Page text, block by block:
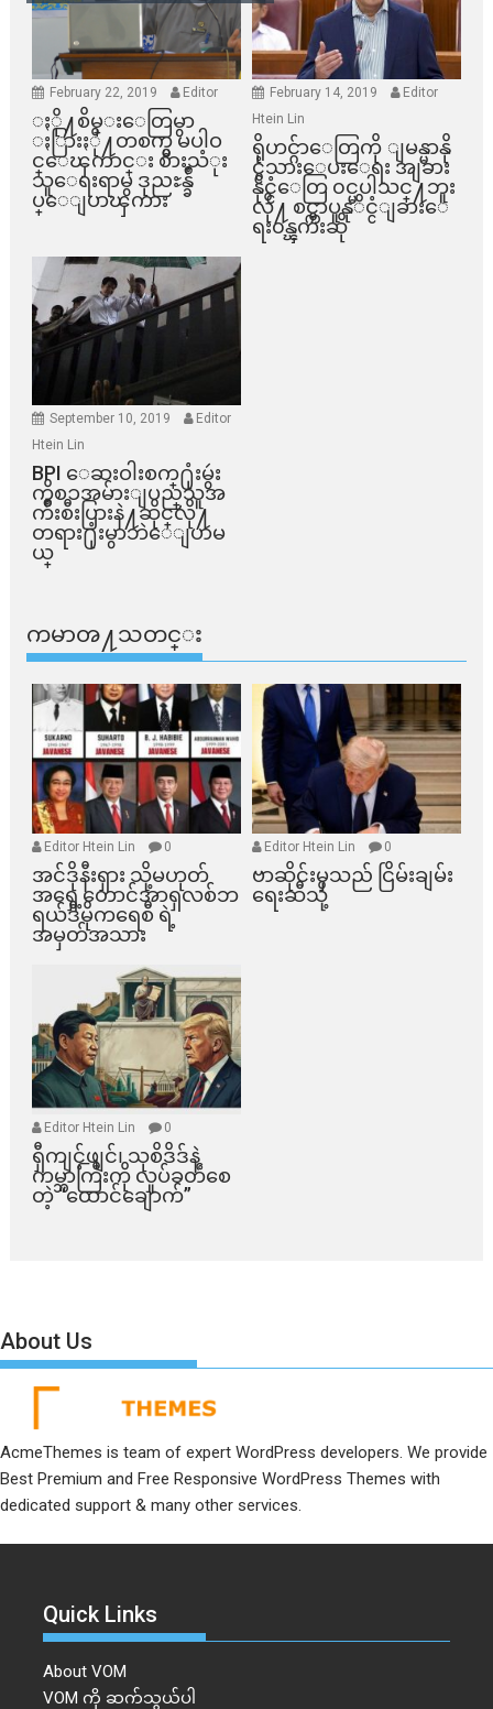
February 22, 2019 Editor
ႏို႔စိမ္းေတြမွာ
ႏြားႏို႔တစက္မွ မပါဝ
င္ေၾကာင္း စားသံုး
သူေရးရာမွ ဒုညႊန္ခ်ဳ
ပ္ေျပာၾကား
February 14, 2019
Editor
Htein Lin
ရိုဟင္ဂ်ာေတြကို ျမန္မာနို
င္ငံသားေပးေရး အျခား
နိုင္ငံေတြ ၀င္မပါသင္႔ဘူး
လို႔ စင္ကာပူနုိင္ငံျခားေ
ရး၀န္ၾကီးဆို
September 10, 2019
Editor
Htein Lin
BPI ​ေဆးဝါးစက္​႐ုံးမွဴး
ကိစၥအမ်ားျပည္​သူအ
က်ိဳးစီးပြားနဲ႔ဆိုင္​လို႔
တရား႐ုံးမွာဘဲေျပာမ
ယ္​
ကမာၻ႔သတင္း
Editor Htein Lin 0
အင်ဒိုနီးရှား သို့မဟုတ်
အရှေ့တောင်အာရှလစ်ဘ
ရယ်ဒီမိုကရေစီ ရဲ့
အမှတ်အသား
Editor Htein Lin 0
ဗာဆိုင်းမှသည် ငြိမ်းချမ်း
ရေးဆီသို့
Editor Htein Lin 0
ရှီကျင့်ဖျင်၊ သုစိဒိဒ်နဲ့
ကမ္ဘာကြီးကို လှုပ်ခတ်စေ
တဲ့ “ထောင်ချောက်”
About Us
AcmeThemes is team of expert WordPress developers. We provide
Best Premium and Free Responsive WordPress Themes with
dedicated support & many other services.
Quick Links
About VOM
VOM ကို ဆက်သွယ်ပါ